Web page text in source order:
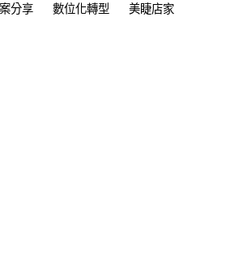
分享 數位化轉型 美睫店家